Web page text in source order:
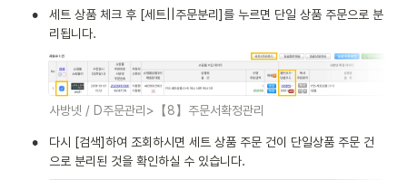
•
세트 상품 체크 후 [세트||주문분리]를 누르면 단일 상품 주문으로 분
리됩니다.
사방넷 / D주문관리>【8】주문서확정관리
•
다시 [검색]하여 조회하시면 세트 상품 주문 건이 단일상품 주문 건
으로 분리된 것을 확인하실 수 있습니다.